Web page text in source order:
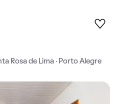
Rosa de Lima · Porto Alegre